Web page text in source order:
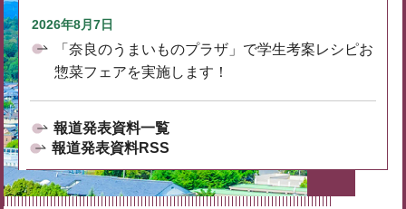
2026年8月7日
「奈良のうまいものプラザ」で学生考案レシピお
惣菜フェアを実施します！
報道発表資料一覧
報道発表資料RSS